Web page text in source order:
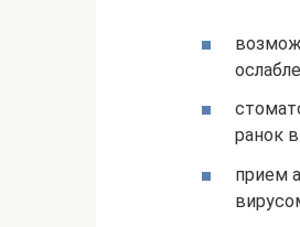
ранок
прием